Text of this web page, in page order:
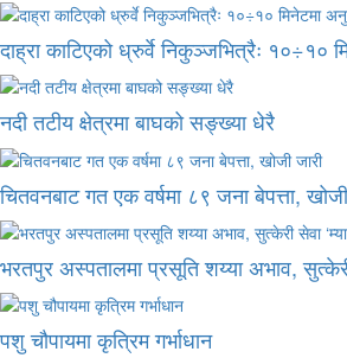
दाह्रा काटिएको ध्रुर्वे निकुञ्जभित्रैः १०÷१०
नदी तटीय क्षेत्रमा बाघको सङ्ख्या धेरै
चितवनबाट गत एक वर्षमा ८९ जना बेपत्ता,
भरतपुर अस्पतालमा प्रसूति शय्या अभाव,
पशु चौपायमा कृत्रिम गर्भाधान